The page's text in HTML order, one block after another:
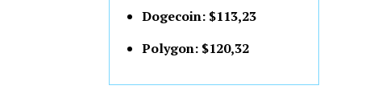
Dogecoin: $113,23
Polygon: $120,32